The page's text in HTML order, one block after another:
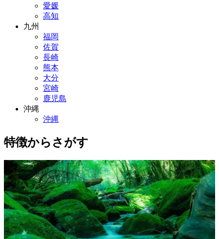
愛媛
高知
九州
福岡
佐賀
長崎
熊本
大分
宮崎
鹿児島
沖縄
沖縄
特徴からさがす